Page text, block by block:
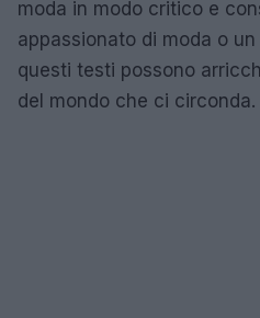
moda in modo critico e
appassionato di moda o
questi testi possono
del mondo che ci circonda.